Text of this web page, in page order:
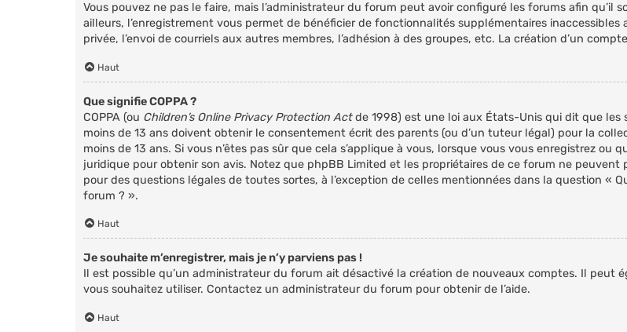
Vous pouvez ne pas le faire, mais l’administrateur du forum peut avoir configuré les forums afin qu’il
ailleurs, l’enregistrement vous permet de bénéficier de fonctionnalités supplémentaires
privée, l’envoi de courriels aux autres membres, l’adhésion à des groupes, etc. La création d’un
Haut
Que signifie COPPA ?
COPPA (ou Children’s Online Privacy Protection Actde 1998) est une loi aux États-Unis qui dit que
moins de 13 ans doivent obtenir le consentement écrit des parents (ou d’un tuteur légal) pour la
moins de 13 ans. Si vous n’êtes pas sûr que cela s’applique à vous, lorsque vous vous enregistrez
juridique pour obtenir son avis. Notez que phpBB Limited et les propriétaires de ce forum ne
pour des questions légales de toutes sortes, à l’exception de celles mentionnées dans la question «
forum ? ».
Haut
Je souhaite m’enregistrer, mais je n’y parviens pas !
Il est possible qu’un administrateur du forum ait désactivé la création de nouveaux comptes. Il peut
vous souhaitez utiliser. Contactez un administrateur du forum pour obtenir de l’aide.
Haut